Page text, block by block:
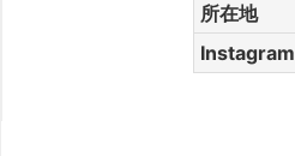
所在地
Instagram